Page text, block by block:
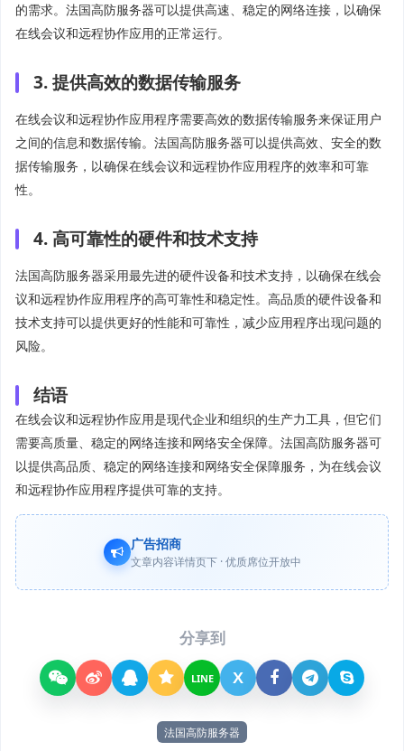
的需求。法国高防服务器可以提供高速、稳定的网络连接，以确保
在线会议和远程协作应用的正常运行。
3. 提供高效的数据传输服务
在线会议和远程协作应用程序需要高效的数据传输服务来保证用户
之间的信息和数据传输。法国高防服务器可以提供高效、安全的数
据传输服务，以确保在线会议和远程协作应用程序的效率和可靠
性。
4. 高可靠性的硬件和技术支持
法国高防服务器采用最先进的硬件设备和技术支持，以确保在线会
议和远程协作应用程序的高可靠性和稳定性。高品质的硬件设备和
技术支持可以提供更好的性能和可靠性，减少应用程序出现问题的
风险。
结语
在线会议和远程协作应用是现代企业和组织的生产力工具，但它们
需要高质量、稳定的网络连接和网络安全保障。法国高防服务器可
以提供高品质、稳定的网络连接和网络安全保障服务，为在线会议
和远程协作应用程序提供可靠的支持。
广告招商
文章内容详情页下 · 优质席位开放中
分享到
LINE X
法国高防服务器